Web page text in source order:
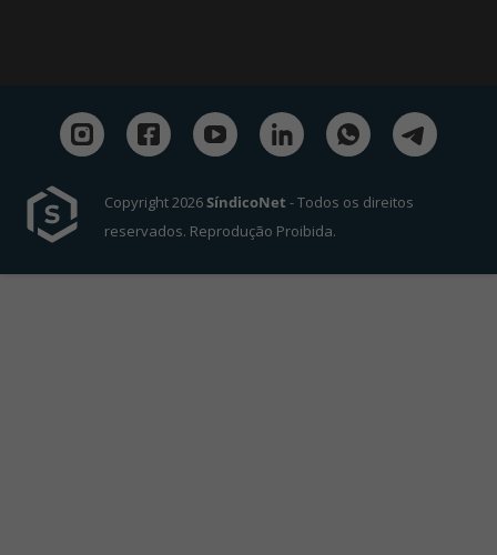
Copyright 2026SíndicoNet - Todos os direitos
reservados. Reprodução Proibida.